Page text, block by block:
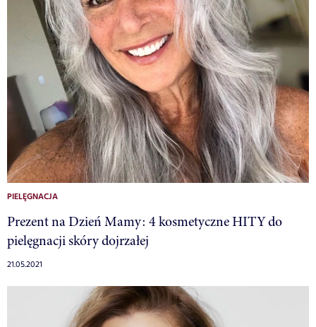
PIELĘGNACJA
Prezent na Dzień Mamy: 4 kosmetyczne HITY do
pielęgnacji skóry dojrzałej
21.05.2021